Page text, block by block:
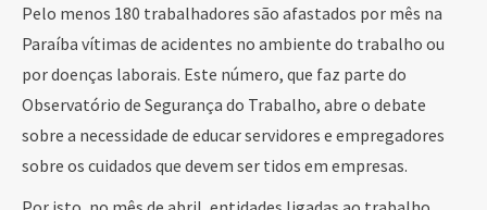
Pelo menos 180 trabalhadores são afastados por mês na
Paraíba vítimas de acidentes no ambiente do trabalho ou
por doenças laborais. Este número, que faz parte do
Observatório de Segurança do Trabalho, abre o debate
sobre a necessidade de educar servidores e empregadores
sobre os cuidados que devem ser tidos em empresas.